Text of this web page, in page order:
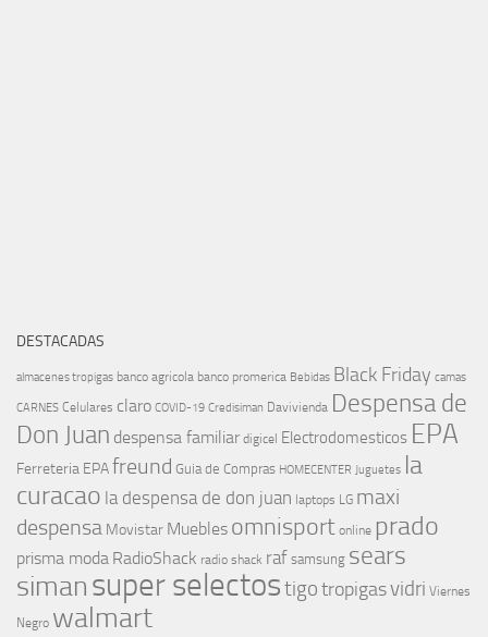
DESTACADAS
almacenes tropigas banco agricola banco promerica Bebidas Black Friday camas
CARNES Celulares claro COVID-19 Credisiman Davivienda Despensa de
Don Juan despensa familiar digicel Electrodomesticos EPA
Ferreteria EPAfreund Guia de Compras HOMECENTER Juguetes la
curacao la despensa de don juan laptops LG maxi
despensa Movistar Muebles omnisport online prado
prisma moda RadioShack radio shack raf samsung sears
simansuper selectostigotropigasvidri Viernes
Negro walmart